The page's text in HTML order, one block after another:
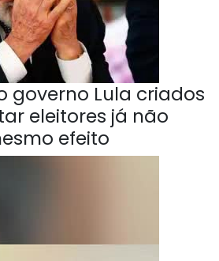
governo Lula criados
eleitores já não
efeito